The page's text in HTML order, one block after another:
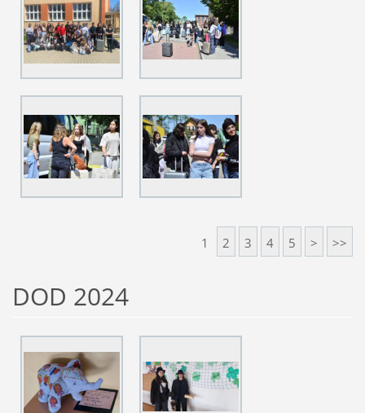
1 2 3 4 5 > >>
DOD 2024